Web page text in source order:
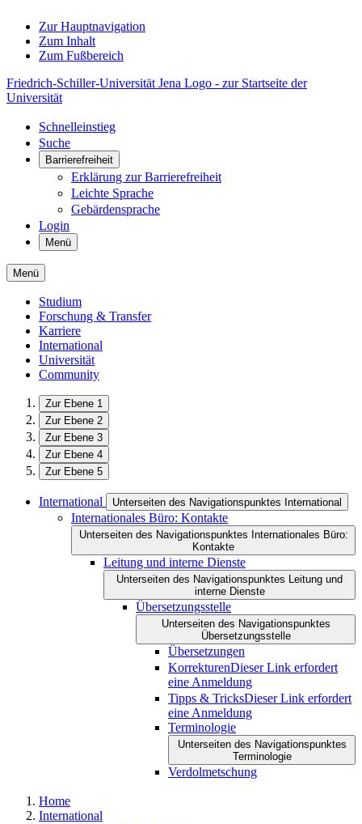
Zur Hauptnavigation
Zum Inhalt
Zum Fußbereich
Friedrich-Schiller-Universität Jena Logo - zur Startseite der
Universität
Schnelleinstieg
Suche
Barrierefreiheit
Erklärung zur Barrierefreiheit
Leichte Sprache
Gebärdensprache
Login
Menü
Menü
Studium
Forschung & Transfer
Karriere
International
Universität
Community
Zur Ebene 1
Zur Ebene 2
Zur Ebene 3
Zur Ebene 4
Zur Ebene 5
International Unterseiten des Navigationspunktes International
Internationales Büro: Kontakte
Unterseiten des Navigationspunktes Internationales Büro:
Kontakte
Leitung und interne Dienste
Unterseiten des Navigationspunktes Leitung und
interne Dienste
Übersetzungsstelle
Unterseiten des Navigationspunktes
Übersetzungsstelle
Übersetzungen
KorrekturenDieser Link erfordert
eine Anmeldung
Tipps & TricksDieser Link erfordert
eine Anmeldung
Terminologie
Unterseiten des Navigationspunktes
Terminologie
Verdolmetschung
Home
International